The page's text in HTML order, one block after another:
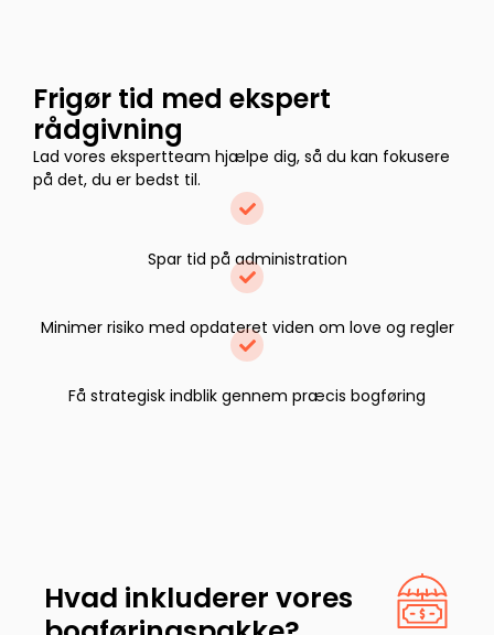
Frigør tid med ekspert
rådgivning
Lad vores ekspertteam hjælpe dig, så du kan fokusere
på det, du er bedst til.
Spar tid på administration
Minimer risiko med opdateret viden om love og regler
Få strategisk indblik gennem præcis bogføring
Hvad inkluderer vores